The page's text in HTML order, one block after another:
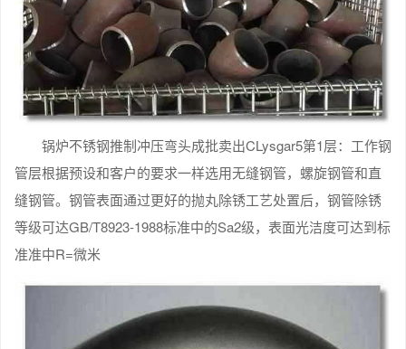
锅炉不锈钢推制冲压弯头成批卖出CLysgar5第1层：工作钢
管层根据预设和客户的要求一样选用无缝钢管，螺旋钢管和直
缝钢管。钢管表面通过更好的抛丸除锈工艺处置后，钢管除锈
等级可达GB/T8923-1988标准中的Sa2级，表面光洁度可达到标
准准中R=微米